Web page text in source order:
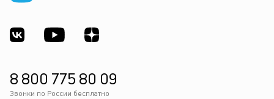
8 800 775 80 09
Звонки по России бесплатно